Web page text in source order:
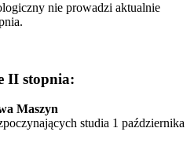
nie prowadzi aktualnie
II stopnia:
Maszyn
studia 1 października